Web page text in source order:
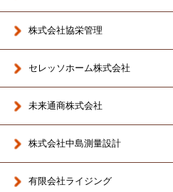
株式会社協栄管理
セレッソホーム株式会社
未来通商株式会社
株式会社中島測量設計
有限会社ライジング